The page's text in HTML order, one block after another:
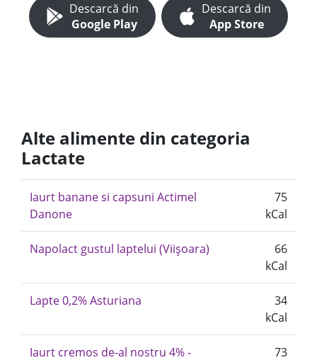
Descarcă din
Google Play
Descarcă din
App Store
Alte alimente din categoria
Lactate
Iaurt banane si capsuni Actimel
Danone
75
kCal
Napolact gustul laptelui (Viișoara)
66
kCal
Lapte 0,2% Asturiana
34
kCal
Iaurt cremos de-al nostru 4% -
73